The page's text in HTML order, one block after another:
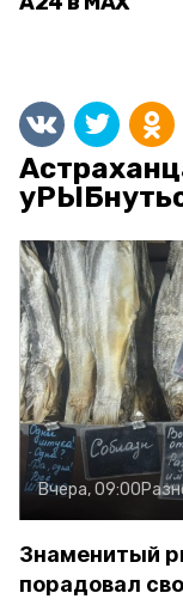
Вчера, 09:00
Знаменитый
порадовал